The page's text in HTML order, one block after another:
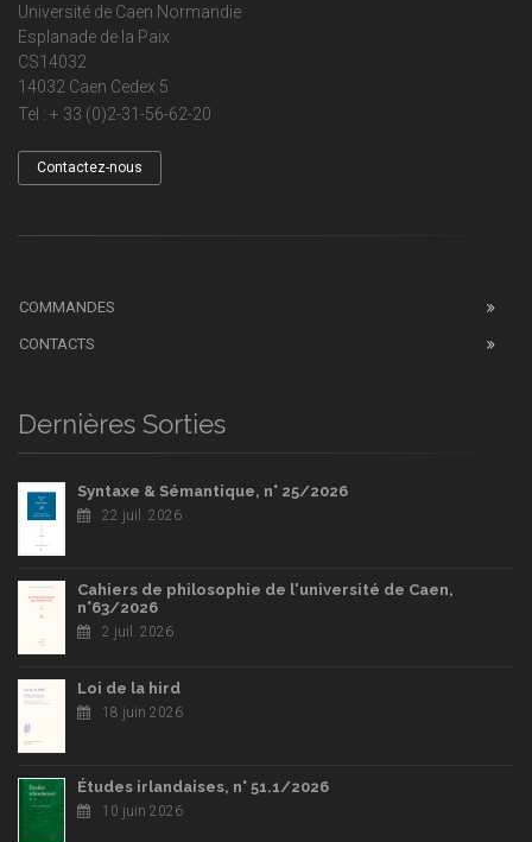
Université de Caen Normandie
Esplanade de la Paix
CS14032
14032 Caen Cedex 5
Tel : + 33 (0)2-31-56-62-20
Contactez-nous
COMMANDES
CONTACTS
Dernières Sorties
Syntaxe & Sémantique, n° 25/2026
22 juil. 2026
Cahiers de philosophie de l'université de Caen,
n°63/2026
2 juil. 2026
Loi de la hird
18 juin 2026
Études irlandaises, n° 51.1/2026
10 juin 2026